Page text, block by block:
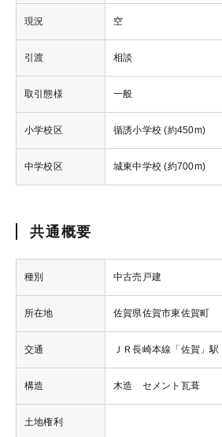
現況 空
引渡 相談
取引態様 一般
小学校区 循誘小学校 (約450m)
中学校区 城東中学校 (約700m)
共通概要
種別 中古売戸建
所在地 佐賀県佐賀市東佐賀町
交通 ＪＲ長崎本線「佐賀」
構造 木造 セメント瓦葺
土地権利